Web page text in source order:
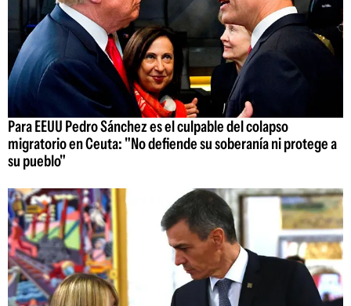
Para EEUU Pedro Sánchez es el culpable del colapso
migratorio en Ceuta: "No defiende su soberanía ni protege a
su pueblo"